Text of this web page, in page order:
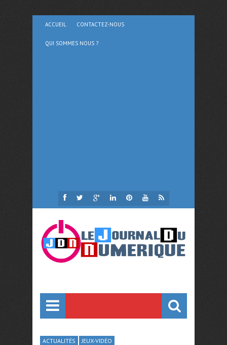
ACCUEIL CONTACTEZ-NOUS
QUI SOMMES NOUS ?
ACTUALITÉS JEUX-VIDÉO